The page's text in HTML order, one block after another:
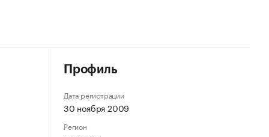
Профиль
Дата регистрации
30 ноября 2009
Регион